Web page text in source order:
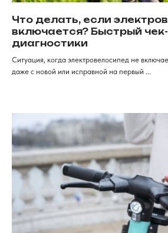
Что делать, если
включается? Быстрый
диагностики
Ситуация, когда электровелосипед не
даже с новой или исправной на первый ...
Электровелосипеды
Электросамокаты
Запчасти
Шлемы, каски и
Перейти в каталог
Для клиентов
Обзоры FAqs
Рассрочка
и кредит
Доставка и
Контакты Мы онлайн
Продажа электротранспорта
в Красноярске